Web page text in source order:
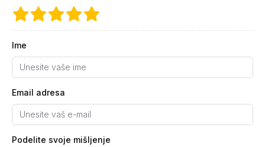
Ime
Email adresa
Podelite svoje mišljenje